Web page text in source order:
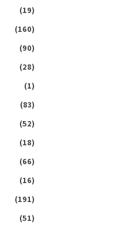
(19)
(160)
(90)
(28)
(1)
(83)
(52)
(18)
(66)
(16)
(191)
(51)